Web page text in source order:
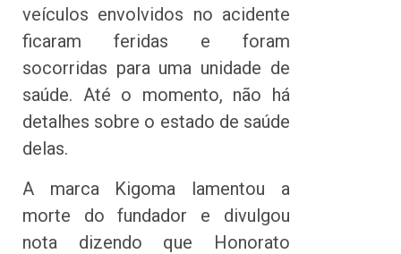
veículos envolvidos no acidente
ficaram feridas e foram
socorridas para uma unidade de
saúde. Até o momento, não há
detalhes sobre o estado de saúde
delas.
A marca Kigoma lamentou a
morte do fundador e divulgou
nota dizendo que Honorato